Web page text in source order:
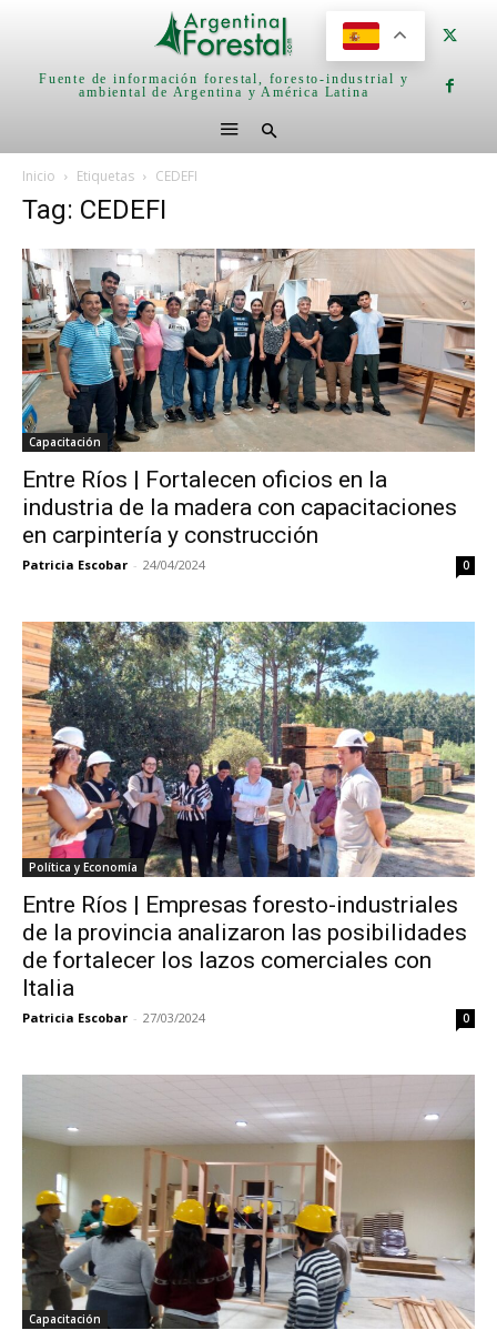
Fuente de información forestal, foresto-industrial y
ambiental de Argentina y América Latina
Inicio Etiquetas CEDEFI
Tag: CEDEFI
Capacitación
Entre Ríos | Fortalecen oficios en la
industria de la madera con capacitaciones
en carpintería y construcción
Patricia Escobar - 24/04/2024 0
Política y Economía
Entre Ríos | Empresas foresto-industriales
de la provincia analizaron las posibilidades
de fortalecer los lazos comerciales con
Italia
Patricia Escobar - 27/03/2024 0
Capacitación